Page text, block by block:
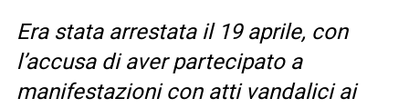
Era stata arrestata il 19 aprile, con
l’accusa di aver partecipato a
manifestazioni con atti vandalici ai